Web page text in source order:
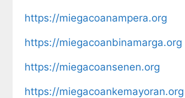
https://miegacoanampera.org
https://miegacoanbinamarga.org
https://miegacoansenen.org
https://miegacoankemayoran.org